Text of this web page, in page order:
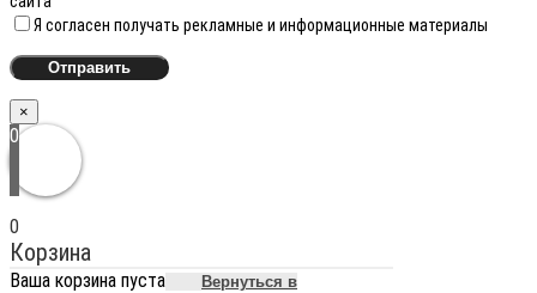
Я согласен получать рекламные и информационные материалы
×
0
0
Корзина
Ваша корзина пуста
Вернуться в